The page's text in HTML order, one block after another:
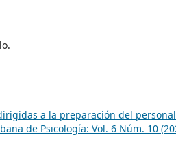
a la preparación del personal
de Psicología: Vol. 6 Núm. 10